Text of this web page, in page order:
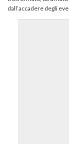
dall’accadere degli